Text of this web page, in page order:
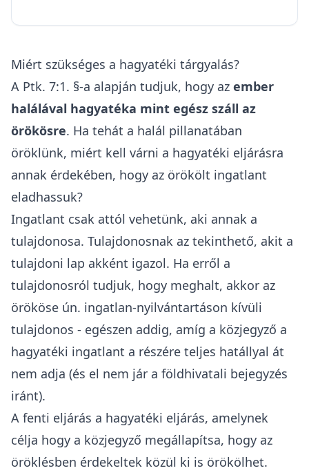
Miért szükséges a hagyatéki tárgyalás?
A Ptk. 7:1. §-a alapján tudjuk, hogy az ember
halálával hagyatéka mint egész száll az
örökösre. Ha tehát a halál pillanatában
öröklünk, miért kell várni a hagyatéki eljárásra
annak érdekében, hogy az örökölt ingatlant
eladhassuk?
Ingatlant csak attól vehetünk, aki annak a
tulajdonosa. Tulajdonosnak az tekinthető, akit a
tulajdoni lap akként igazol. Ha erről a
tulajdonosról tudjuk, hogy meghalt, akkor az
örököse ún. ingatlan-nyilvántartáson kívüli
tulajdonos - egészen addig, amíg a közjegyző a
hagyatéki ingatlant a részére teljes hatállyal át
nem adja (és el nem jár a földhivatali bejegyzés
iránt).
A fenti eljárás a hagyatéki eljárás, amelynek
célja hogy a közjegyző megállapítsa, hogy az
öröklésben érdekeltek közül ki is örökölhet.